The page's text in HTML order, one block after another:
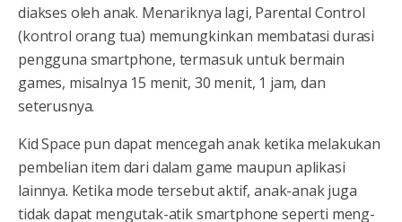
diakses oleh anak. Menariknya lagi, Parental Control
(kontrol orang tua) memungkinkan membatasi durasi
pengguna smartphone, termasuk untuk bermain
games, misalnya 15 menit, 30 menit, 1 jam, dan
seterusnya.
Kid Space pun dapat mencegah anak ketika melakukan
pembelian item dari dalam game maupun aplikasi
lainnya. Ketika mode tersebut aktif, anak-anak juga
tidak dapat mengutak-atik smartphone seperti meng-